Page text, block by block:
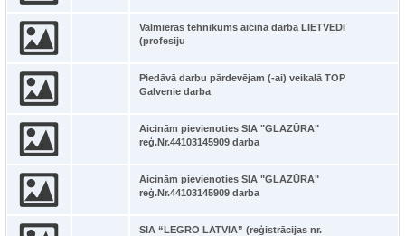
Valmieras tehnikums aicina darbā LIETVEDI
(profesiju
Piedāvā darbu pārdevējam (-ai) veikalā TOP
Galvenie darba
Aicinām pievienoties SIA "GLAZŪRA"
reģ.Nr.44103145909 darba
Aicinām pievienoties SIA "GLAZŪRA"
reģ.Nr.44103145909 darba
SIA “LEGRO LATVIA” (reģistrācijas nr.